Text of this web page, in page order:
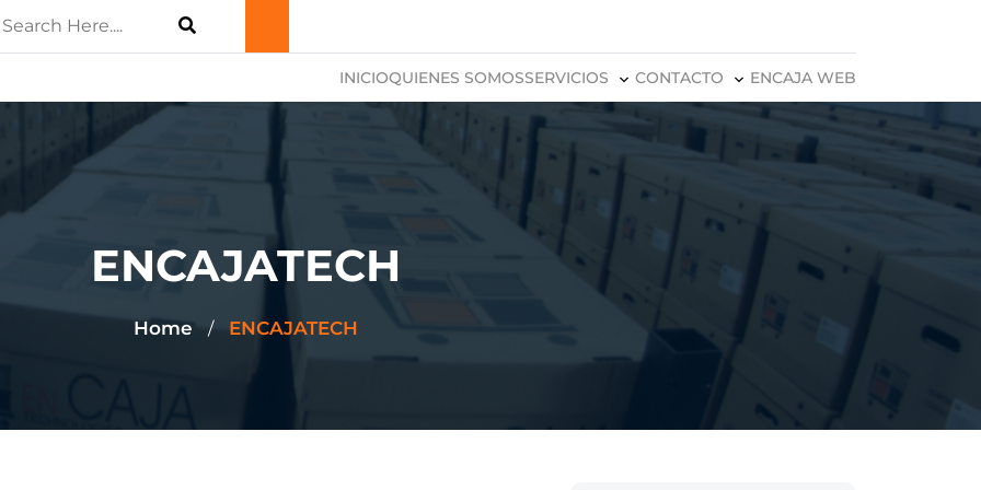
INICIOQUIENES SOMOSSERVICIOS CONTACTO ENCAJA WEB
ENCAJATECH
Home / ENCAJATECH